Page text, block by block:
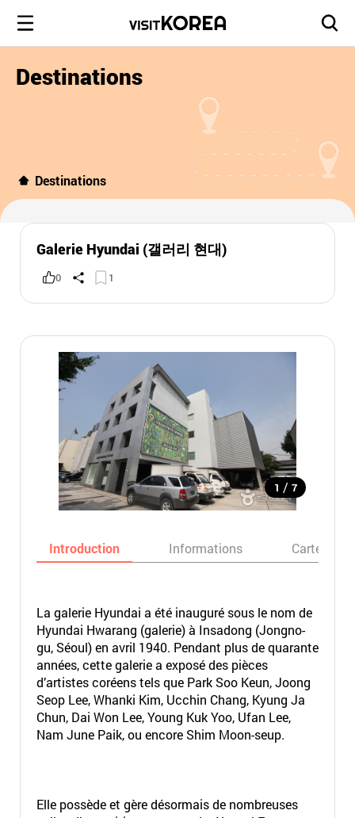
Destinations
Destinations
Galerie Hyundai (갤러리 현대)
0 1
1 / 7
Introduction Informations Carte
La galerie Hyundai a été inauguré sous le nom de
Hyundai Hwarang (galerie) à Insadong (Jongno-
gu, Séoul) en avril 1940. Pendant plus de quarante
années, cette galerie a exposé des pièces
d’artistes coréens tels que Park Soo Keun, Joong
Seop Lee, Whanki Kim, Ucchin Chang, Kyung Ja
Chun, Dai Won Lee, Young Kuk Yoo, Ufan Lee,
Nam June Paik, ou encore Shim Moon-seup.
Elle possède et gère désormais de nombreuses